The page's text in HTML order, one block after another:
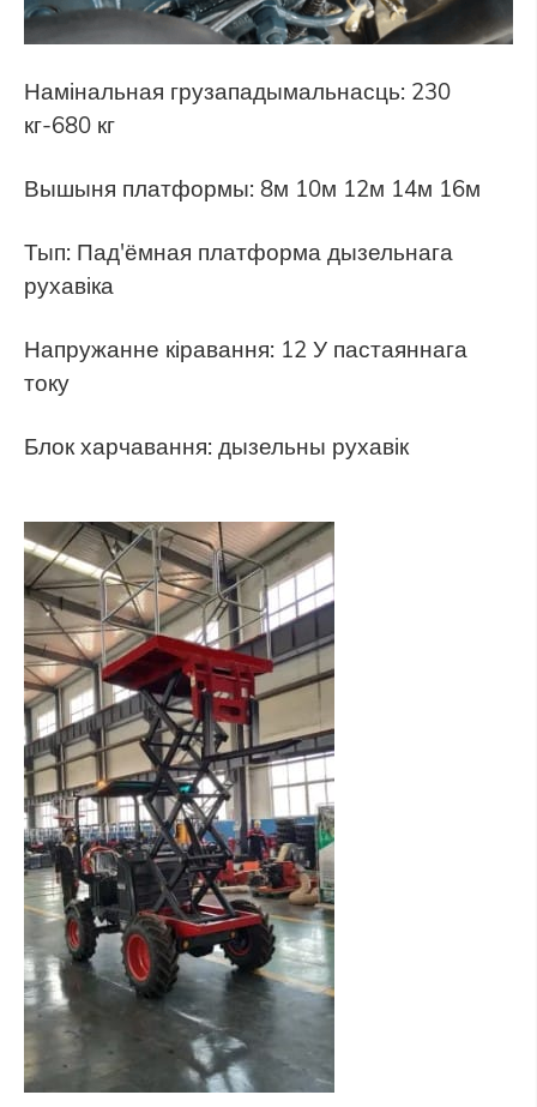
Намінальная грузападымальнасць: 230
кг-680 кг
Вышыня платформы: 8м 10м 12м 14м 16м
Тып: Пад'ёмная платформа дызельнага
рухавіка
Напружанне кіравання: 12 У пастаяннага
току
Блок харчавання: дызельны рухавік